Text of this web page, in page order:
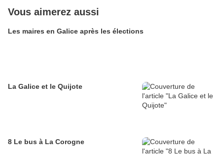
Vous aimerez aussi
Les maires en Galice après les élections
La Galice et le Quijote
8 Le bus à La Corogne